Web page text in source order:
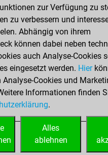
Brett
Matt
siebten
zur Verfügung zu
zu verbessern und
Abhängig von ihrem
können dabei neben
auch Analyse-Cookies
eingesetzt werden. Hier
Cookies und
Informationen finden
.
Alles
ablehnen